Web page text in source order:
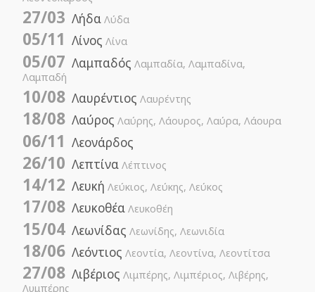
27/03 Λήδα Λύδα
05/11 Λίνος Λίνα
05/07 Λαμπαδός Λαμπαδία, Λαμπαδίνα,
Λαμπαδή
10/08 Λαυρέντιος Λαυρέντης
18/08 Λαύρος Λαύρης, Λάουρος, Λαύρα, Λάουρα
06/11 Λεονάρδος
26/10 Λεπτίνα Λέπτινος
14/12 Λευκή Λεύκιος, Λεύκης, Λεύκος
17/08 Λευκοθέα Λευκοθέη
15/04 Λεωνίδας Λεωνίδης, Λεωνιδία
18/06 Λεόντιος Λεοντία, Λεοντίνα, Λεοντίτσα
27/08 Λιβέριος Λιμπέρης, Λιμπέριος, Λιβέρης,
Λυμπέρης